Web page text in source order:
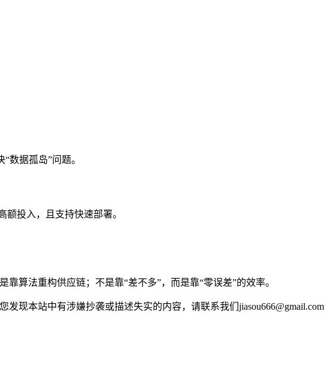
数据孤岛”问题。
投入，且支持快速部署。
算法重构供应链；不是靠“差不多”，而是靠“零误差”的效率。
现本站中有涉嫌抄袭或描述失实的内容，请联系我们jiasou666@gmail.com